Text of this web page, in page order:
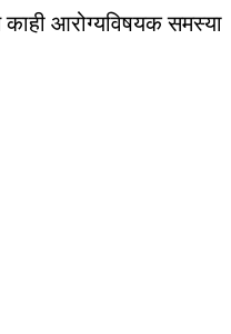
काही आरोग्यविषयक समस्या